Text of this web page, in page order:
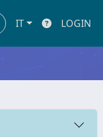
IT LOGIN